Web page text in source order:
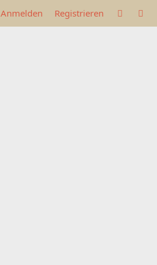
Anmelden Registrieren